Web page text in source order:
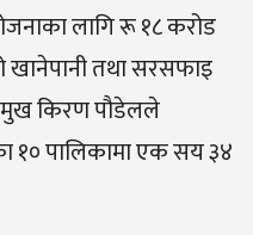
लागि रू १८ करोड
तथा सरसफाइ
किरण पौडेलले
१० पालिकामा एक सय ३४